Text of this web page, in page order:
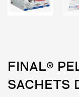
FINAL®
SACHETS